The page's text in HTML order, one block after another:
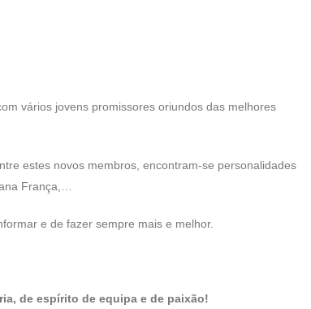
vários jovens promissores oriundos das melhores
estes novos membros, encontram-se personalidades
França,…
e de fazer sempre mais e melhor.
de espírito de equipa e de paixão!